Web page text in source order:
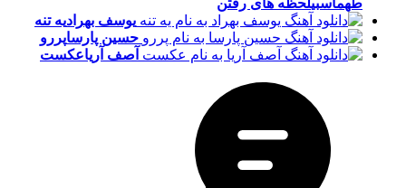
یوسف بهرادیه تنه
حسین پارساپررو
آصف آریاعکست